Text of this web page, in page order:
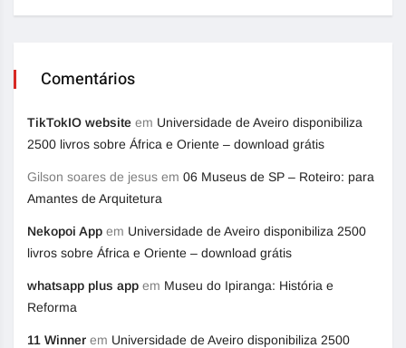
Comentários
TikTokIO website em Universidade de Aveiro disponibiliza
2500 livros sobre África e Oriente – download grátis
Gilson soares de jesus em 06 Museus de SP – Roteiro: para
Amantes de Arquitetura
Nekopoi App em Universidade de Aveiro disponibiliza 2500
livros sobre África e Oriente – download grátis
whatsapp plus app em Museu do Ipiranga: História e
Reforma
11 Winner em Universidade de Aveiro disponibiliza 2500